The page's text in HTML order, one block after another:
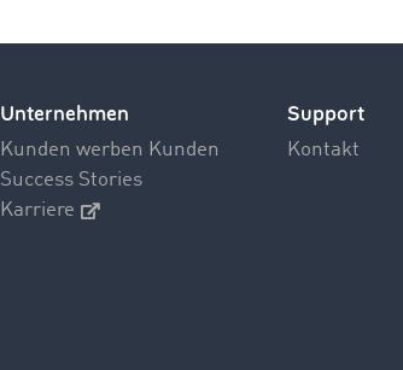
Unternehmen
Kunden werben Kunden
Success Stories
Karriere
Support
Kontakt